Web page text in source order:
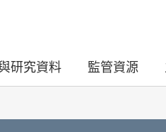
研究資料 監管資源